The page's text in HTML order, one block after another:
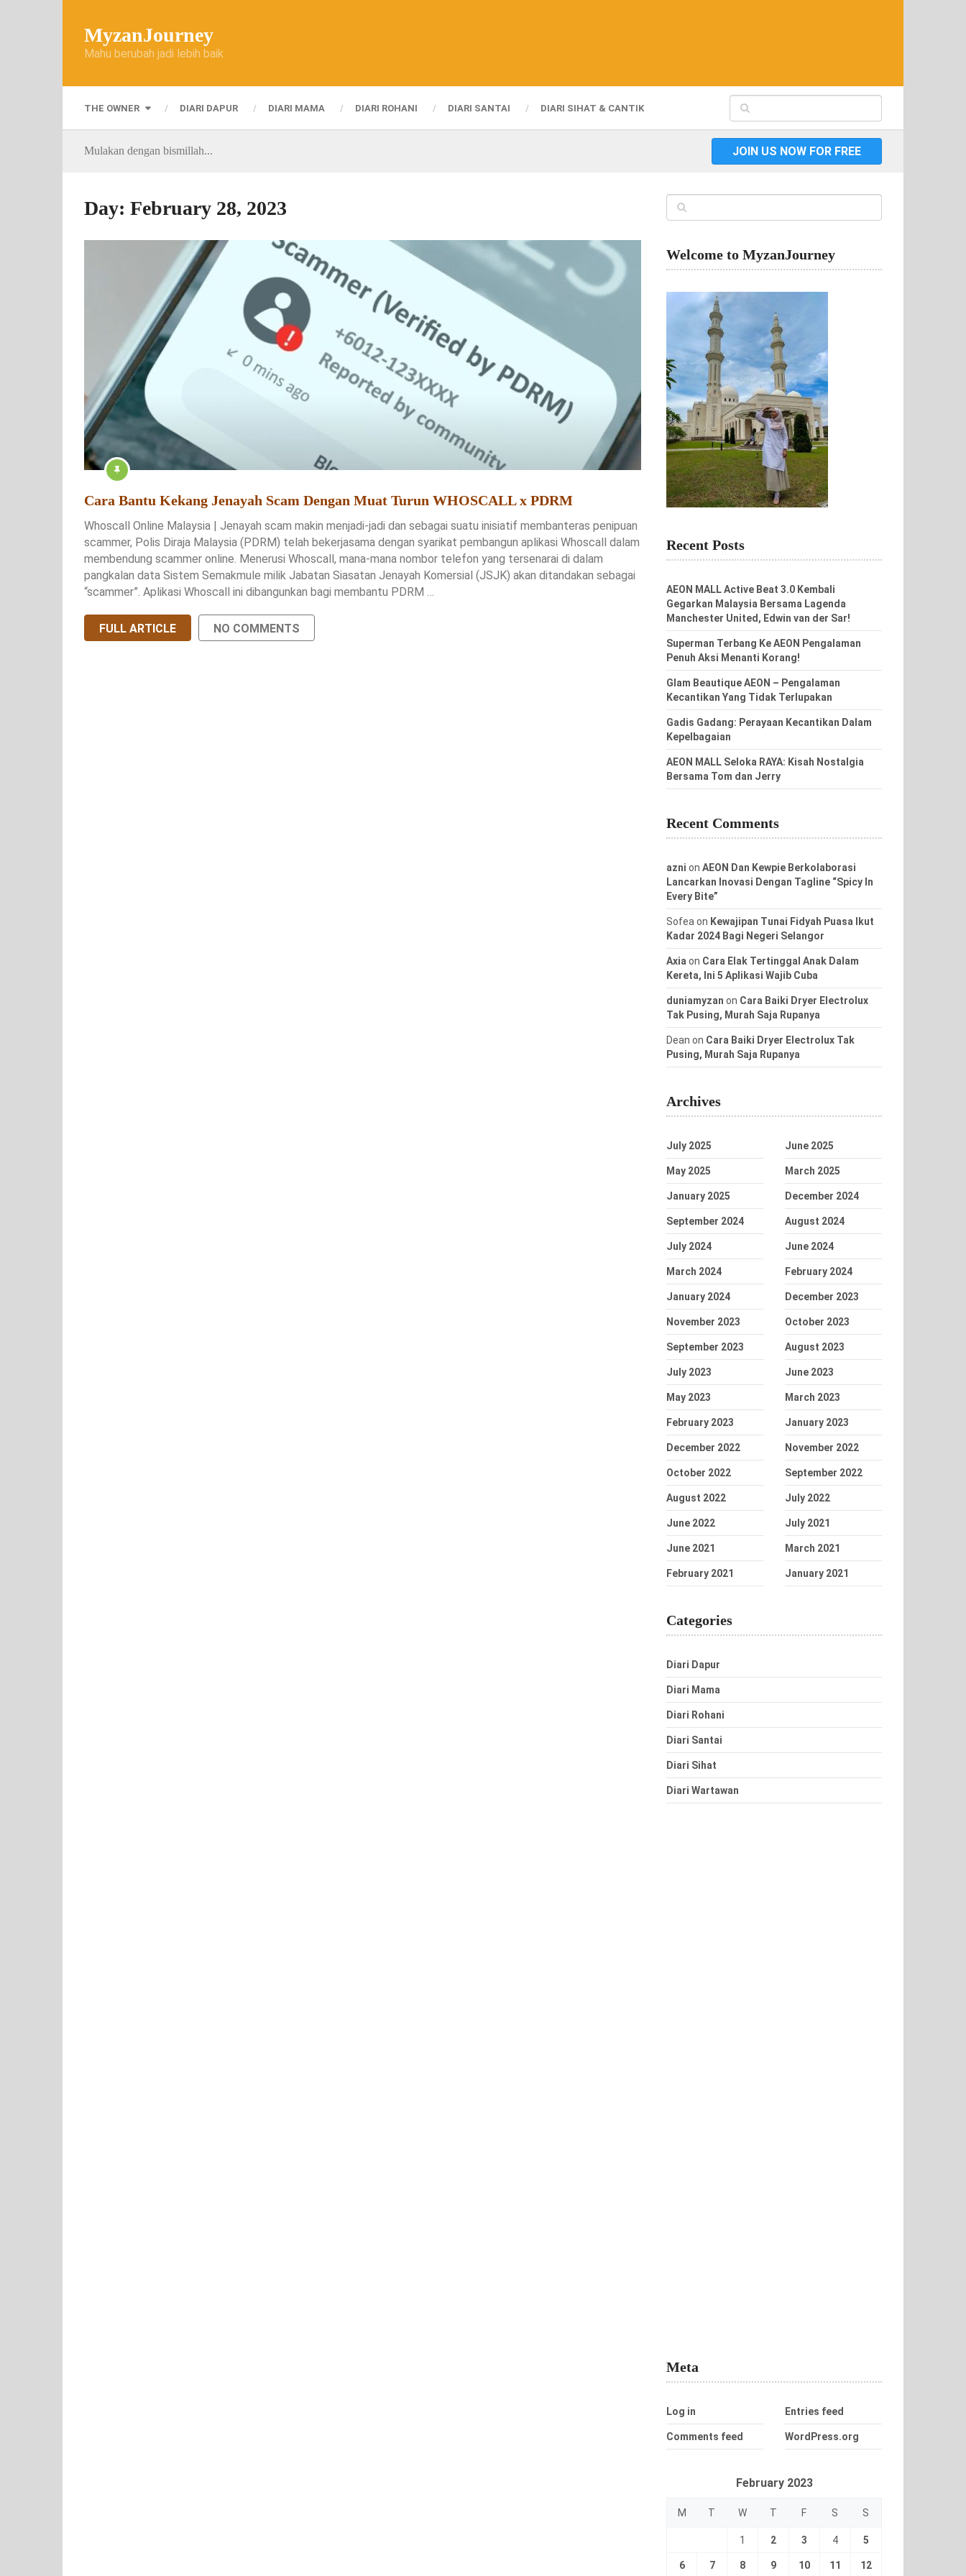
MyzanJourney
Mahu berubah jadi lebih baik
THE OWNER DIARI DAPUR DIARI MAMA DIARI ROHANI DIARI SANTAI DIARI SIHAT & CANTIK
Mulakan dengan bismillah... JOIN US NOW FOR FREE
Day: February 28, 2023
Cara Bantu Kekang Jenayah Scam Dengan Muat Turun WHOSCALL x PDRM
Whoscall Online Malaysia | Jenayah scam makin menjadi-jadi dan sebagai suatu inisiatif membanteras penipuan
scammer, Polis Diraja Malaysia (PDRM) telah bekerjasama dengan syarikat pembangun aplikasi Whoscall dalam
membendung scammer online. Menerusi Whoscall, mana-mana nombor telefon yang tersenarai di dalam
pangkalan data Sistem Semakmule milik Jabatan Siasatan Jenayah Komersial (JSJK) akan ditandakan sebagai
“scammer”. Aplikasi Whoscall ini dibangunkan bagi membantu PDRM …
FULL ARTICLE NO COMMENTS
Welcome to MyzanJourney
Recent Posts
AEON MALL Active Beat 3.0 Kembali
Gegarkan Malaysia Bersama Lagenda
Manchester United, Edwin van der Sar!
Superman Terbang Ke AEON Pengalaman
Penuh Aksi Menanti Korang!
Glam Beautique AEON – Pengalaman
Kecantikan Yang Tidak Terlupakan
Gadis Gadang: Perayaan Kecantikan Dalam
Kepelbagaian
AEON MALL Seloka RAYA: Kisah Nostalgia
Bersama Tom dan Jerry
Recent Comments
azni on AEON Dan Kewpie Berkolaborasi
Lancarkan Inovasi Dengan Tagline “Spicy In
Every Bite”
Sofea on Kewajipan Tunai Fidyah Puasa Ikut
Kadar 2024 Bagi Negeri Selangor
Axia on Cara Elak Tertinggal Anak Dalam
Kereta, Ini 5 Aplikasi Wajib Cuba
duniamyzan on Cara Baiki Dryer Electrolux
Tak Pusing, Murah Saja Rupanya
Dean on Cara Baiki Dryer Electrolux Tak
Pusing, Murah Saja Rupanya
Archives
July 2025 June 2025
May 2025 March 2025
January 2025 December 2024
September 2024 August 2024
July 2024 June 2024
March 2024 February 2024
January 2024 December 2023
November 2023 October 2023
September 2023 August 2023
July 2023 June 2023
May 2023 March 2023
February 2023 January 2023
December 2022 November 2022
October 2022 September 2022
August 2022 July 2022
June 2022 July 2021
June 2021 March 2021
February 2021 January 2021
Categories
Diari Dapur
Diari Mama
Diari Rohani
Diari Santai
Diari Sihat
Diari Wartawan
Meta
Log in Entries feed
Comments feed WordPress.org
February 2023
M T W T F S S
1 2 3 4 5
6 7 8 9 10 11 12